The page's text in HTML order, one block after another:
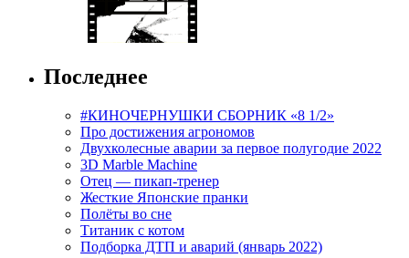
Последнее
#КИНОЧЕРНУШКИ СБОРНИК «8 1/2»
Про достижения агрономов
Двухколесные аварии за первое полугодие 2022
3D Marble Machine
Отец — пикап-тренер
Жесткие Японские пранки
Полёты во сне
Титаник с котом
Подборка ДТП и аварий (январь 2022)